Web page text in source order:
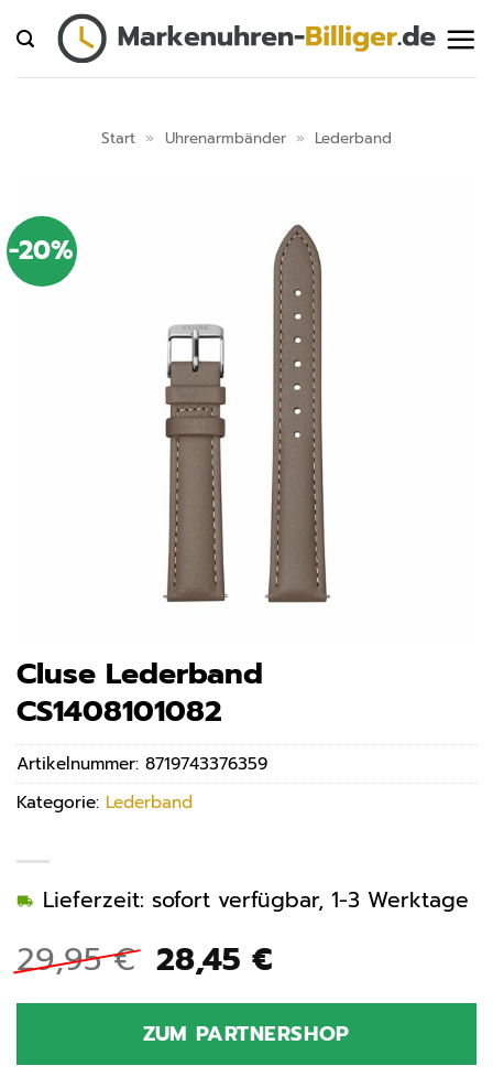
Inhalt
springen
Start » Uhrenarmbänder » Lederband
-20%
Cluse Lederband
CS1408101082
29,95€ Ursprünglicher
Preis
war:
29,95 €
28,45 €Aktueller
ist:
28,45 €.
Lieferzeit: sofort verfügbar, 1-3 Werktage
ZUM PARTNERSHOP
Artikelnummer: 8719743376359
Kategorie: Lederband